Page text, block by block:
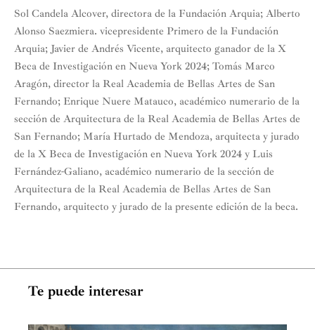
Sol Candela Alcover, directora de la Fundación Arquia; Alberto
Alonso Saezmiera. vicepresidente Primero de la Fundación
Arquia; Javier de Andrés Vicente, arquitecto ganador de la X
Beca de Investigación en Nueva York 2024; Tomás Marco
Aragón, director la Real Academia de Bellas Artes de San
Fernando; Enrique Nuere Matauco, académico numerario de la
sección de Arquitectura de la Real Academia de Bellas Artes de
San Fernando; María Hurtado de Mendoza, arquitecta y jurado
de la X Beca de Investigación en Nueva York 2024 y Luis
Fernández-Galiano, académico numerario de la sección de
Arquitectura de la Real Academia de Bellas Artes de San
Fernando, arquitecto y jurado de la presente edición de la beca.
Te puede interesar